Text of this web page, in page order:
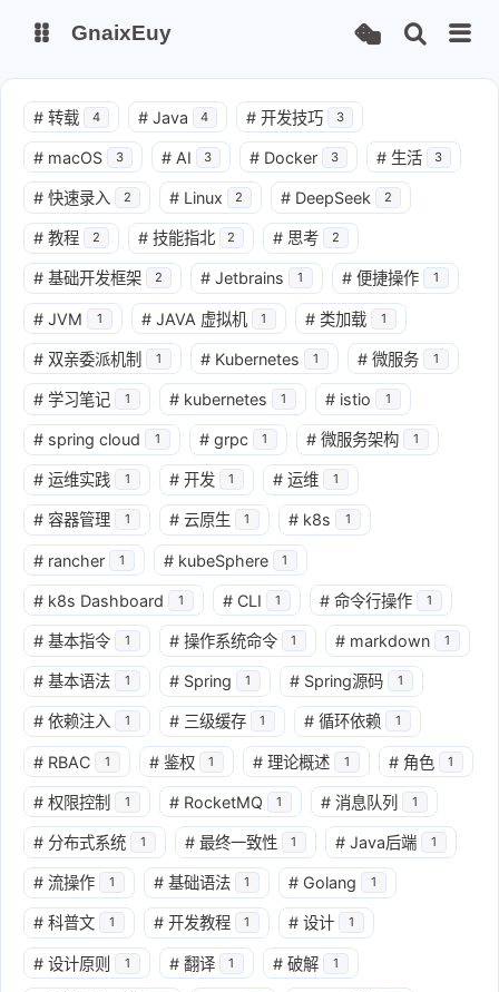
主页
站点运行监测 Nas私有云
it-tools工具集 ChatGPT-Next
爱国学习平台(暂时关闭) LobeHub 智能AI聚合站
GnaixEuy
# 转载 4 # Java 4 # 开发技巧 3
# macOS 3 # AI 3 # Docker 3 # 生活 3
# 快速录入 2 # Linux 2 # DeepSeek 2
# 教程 2 # 技能指北 2 # 思考 2
# 基础开发框架 2 # Jetbrains 1 # 便捷操作 1
# JVM 1 # JAVA 虚拟机 1 # 类加载 1
# 双亲委派机制 1 # Kubernetes 1 # 微服务 1
# 学习笔记 1 # kubernetes 1 # istio 1
# spring cloud 1 # grpc 1 # 微服务架构 1
# 运维实践 1 # 开发 1 # 运维 1
# 容器管理 1 # 云原生 1 # k8s 1
# rancher 1 # kubeSphere 1
# k8s Dashboard 1 # CLI 1 # 命令行操作 1
# 基本指令 1 # 操作系统命令 1 # markdown 1
# 基本语法 1 # Spring 1 # Spring源码 1
# 依赖注入 1 # 三级缓存 1 # 循环依赖 1
# RBAC 1 # 鉴权 1 # 理论概述 1 # 角色 1
# 权限控制 1 # RocketMQ 1 # 消息队列 1
# 分布式系统 1 # 最终一致性 1 # Java后端 1
# 流操作 1 # 基础语法 1 # Golang 1
# 科普文 1 # 开发教程 1 # 设计 1
# 设计原则 1 # 翻译 1 # 破解 1